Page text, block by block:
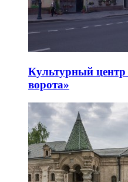
Культурный
ворота»